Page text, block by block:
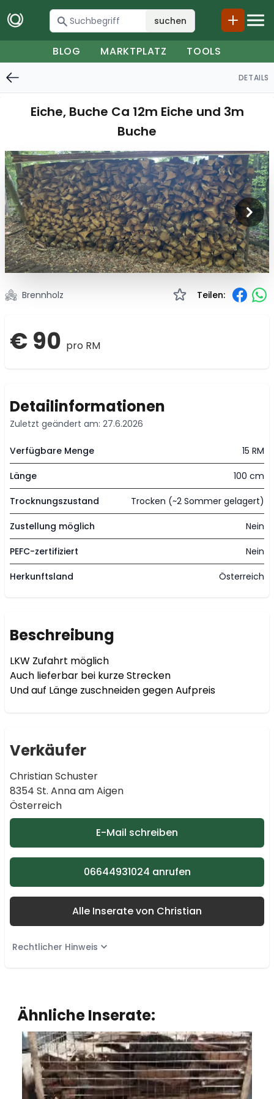
suchen
BLOG MARKTPLATZ TOOLS
DETAILS
Eiche, Buche Ca 12m Eiche und 3m
Buche
Brennholz Teilen:
€ 90 pro RM
Detailinformationen
Zuletzt geändert am: 27.6.2026
Verfügbare Menge 15 RM
Länge 100 cm
Trocknungszustand Trocken (~2 Sommer gelagert)
Zustellung möglich Nein
PEFC-zertifiziert Nein
Herkunftsland Österreich
Beschreibung
LKW Zufahrt möglich
Auch lieferbar bei kurze Strecken
Und auf Länge zuschneiden gegen Aufpreis
Verkäufer
Christian Schuster
8354 St. Anna am Aigen
Österreich
E-Mail schreiben
06644931024 anrufen
Alle Inserate von Christian
Rechtlicher Hinweis
Ähnliche Inserate: